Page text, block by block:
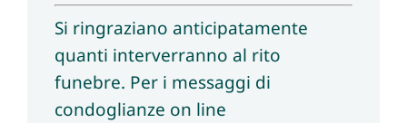
Si ringraziano anticipatamente
quanti interverranno al rito
funebre. Per i messaggi di
condoglianze on line